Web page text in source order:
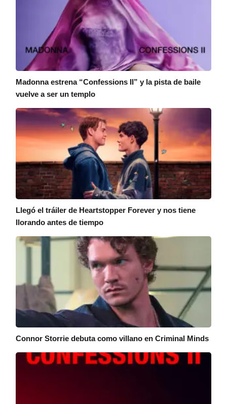
Madonna estrena “Confessions II” y la pista de baile
vuelve a ser un templo
Llegó el tráiler de Heartstopper Forever y nos tiene
llorando antes de tiempo
Connor Storrie debuta como villano en Criminal Minds